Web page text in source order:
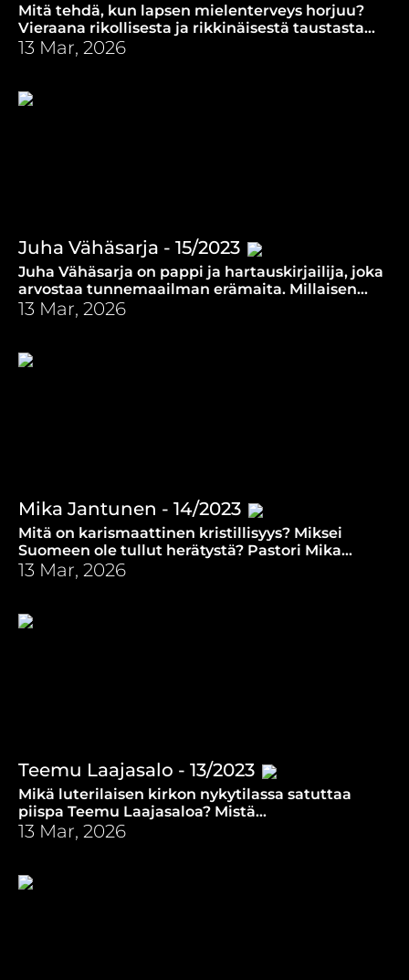
Mitä tehdä, kun lapsen mielenterveys horjuu?
Vieraana rikollisesta ja rikkinäisestä taustasta
aikuisuuteen ja isyyteen kasvanut Miska Nyman.
13 Mar, 2026
Juha Vähäsarja - 15/2023
Juha Vähäsarja on pappi ja hartauskirjailija, joka
arvostaa tunnemaailman erämaita. Millaisen
merkityksen hän antaa tunteille kristityn
elämässä?
13 Mar, 2026
Mika Jantunen - 14/2023
Mitä on karismaattinen kristillisyys? Miksei
Suomeen ole tullut herätystä? Pastori Mika
Jantunen avaa hengellisen työn
13 Mar, 2026
Teemu Laajasalo - 13/2023
Mikä luterilaisen kirkon nykytilassa satuttaa
piispa Teemu Laajasaloa? Mistä
raamatunkohdasta hän on pitänyt mielestään
13 Mar, 2026